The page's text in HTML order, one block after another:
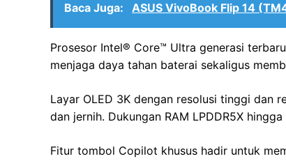
Baca Juga: ASUS VivoBook Flip 14
Prosesor Intel®️ Core™️ Ultra generasi
menjaga daya tahan baterai sekaligus
Layar OLED 3K dengan resolusi tinggi dan
dan jernih. Dukungan RAM LPDDR5X
Fitur tombol Copilot khusus hadir untuk